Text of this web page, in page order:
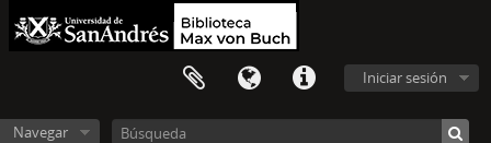
Iniciar sesión
Navegar